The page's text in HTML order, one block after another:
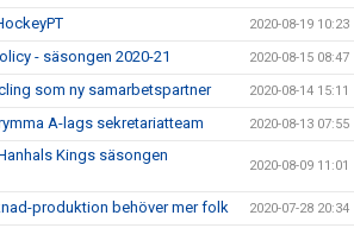
2020-08-19 10:23
- säsongen 2020-21 2020-08-15 08:47
som ny samarbetspartner 2020-08-14 15:11
A-lags sekretariatteam 2020-08-13 07:55
Kings säsongen
2020-08-09 11:01
produktion behöver mer folk 2020-07-28 20:34